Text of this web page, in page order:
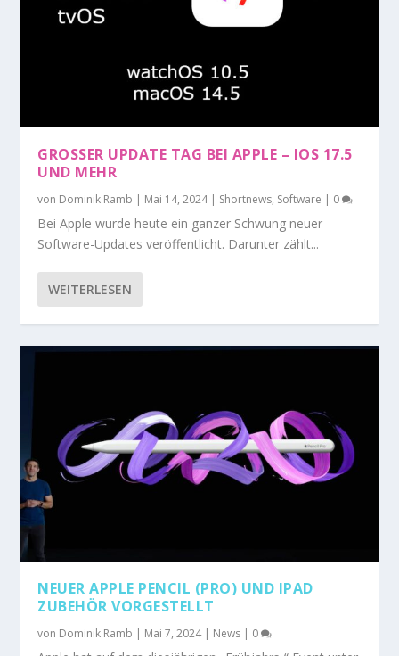
GROSSER UPDATE TAG BEI APPLE – IOS 17.5 U
ND MEHR
von Dominik Ramb | Mai 14, 2024| Shortnews, Software | 0
Bei Apple wurde heute ein ganzer Schwung neuer
Software-Updates veröffentlicht. Darunter zählt...
WEITERLESEN
NEUER APPLE PENCIL (PRO) UND IPAD
ZUBEHÖR VORGESTELLT
von Dominik Ramb | Mai 7, 2024| News | 0